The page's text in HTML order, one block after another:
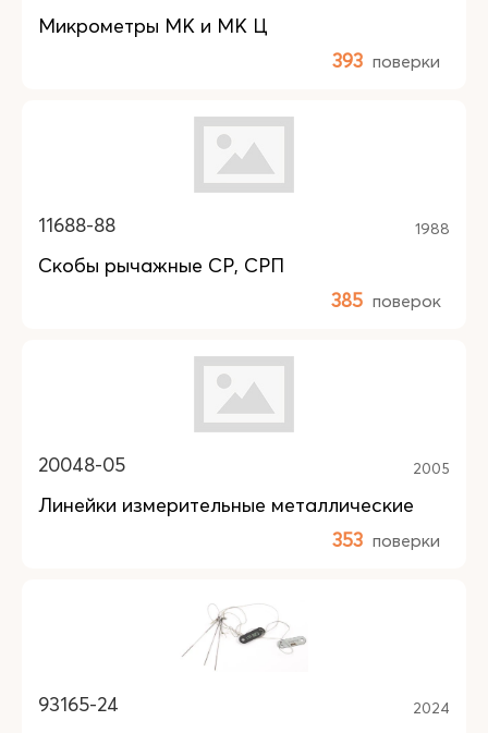
Микрометры МК и МК Ц
393 поверки
11688-88 1988
Скобы рычажные СР, СРП
385 поверок
20048-05 2005
Линейки измерительные металлические
353 поверки
93165-24 2024